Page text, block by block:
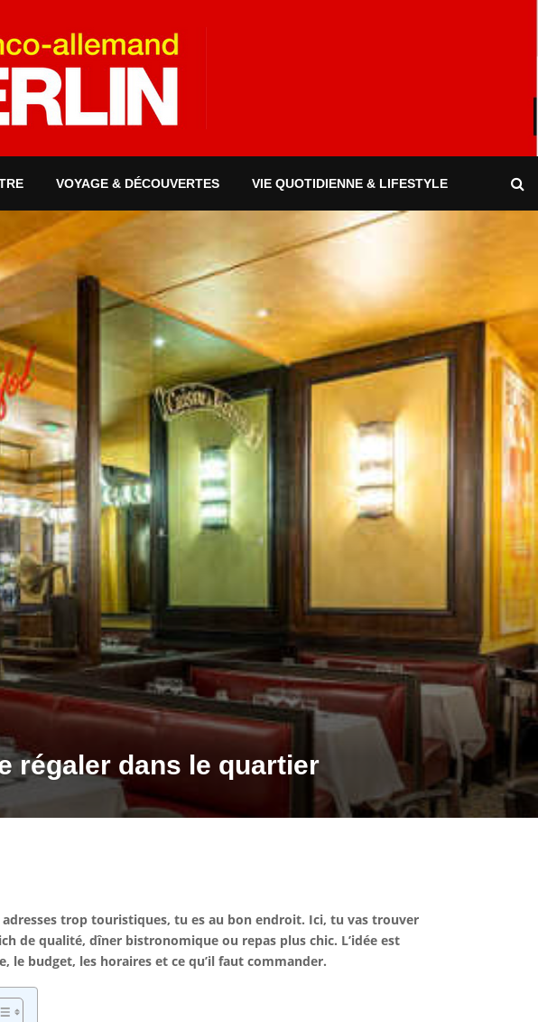
VOYAGE & DÉCOUVERTES VIE QUOTIDIENNE & LIFESTYLE
régaler dans le quartier
trop touristiques, tu es au bon endroit. Ici, tu vas trouver
de qualité, dîner bistronomique ou repas plus chic. L’idée est
le budget, les horaires et ce qu’il faut commander.